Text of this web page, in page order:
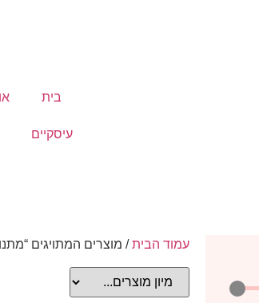
בית
עיסקיים
עמוד הבית/ מוצרים המתויגים